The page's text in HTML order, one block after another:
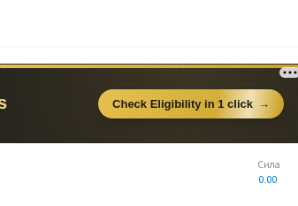
Сила
0.00